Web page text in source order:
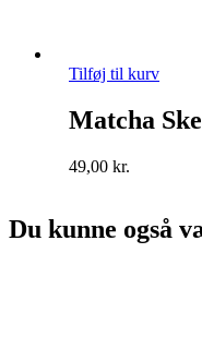
Tilføj til kurv
Matcha
49,00 kr.
Du kunne også